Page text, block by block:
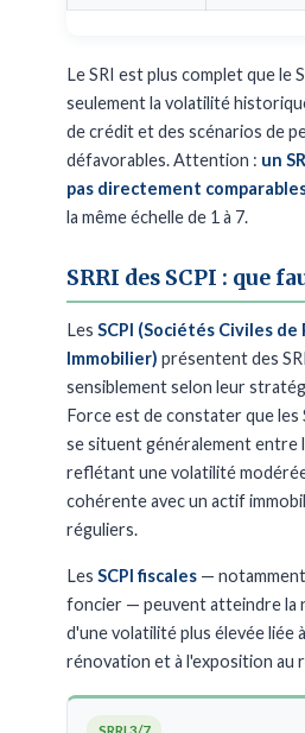
Le SRI est plus complet que le
seulement la volatilité
de crédit et des scénarios de
défavorables. Attention : un
pas directement
la même échelle de 1 à 7.
SRRI des SCPI : que
Les SCPI (Sociétés Civiles de
Immobilier) présentent des
sensiblement selon leur
Force est de constater que les
se situent généralement entre
reflétant une volatilité
cohérente avec un actif
réguliers.
Les SCPI fiscales —
foncier — peuvent atteindre la
d'une volatilité plus élevée liée
rénovation et à l'exposition au